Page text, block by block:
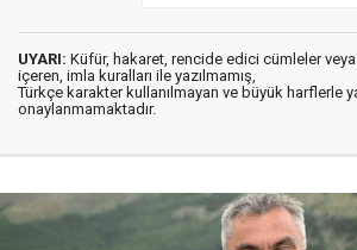
UYARI: Küfür, hakaret, rencide edici cümleler veya
içeren, imla kuralları ile yazılmamış,
Türkçe karakter kullanılmayan ve büyük harflerle
onaylanmamaktadır.